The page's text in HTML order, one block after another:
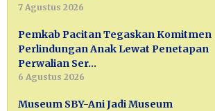
7 Agustus 2026
Pemkab Pacitan Tegaskan Komitmen
Perlindungan Anak Lewat Penetapan
Perwalian Ser…
6 Agustus 2026
Museum SBY-Ani Jadi Museum